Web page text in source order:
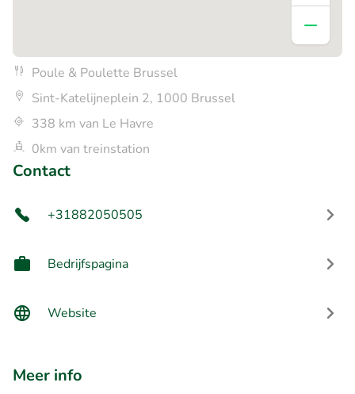
Poule & Poulette Brussel
Sint-Katelijneplein 2, 1000 Brussel
338 km van Le Havre
0km van treinstation
Contact
+31882050505
Bedrijfspagina
Website
Meer info